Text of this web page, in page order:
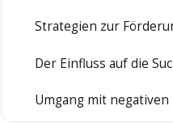
Strategien zur
Der Einfluss auf die
Umgang mit